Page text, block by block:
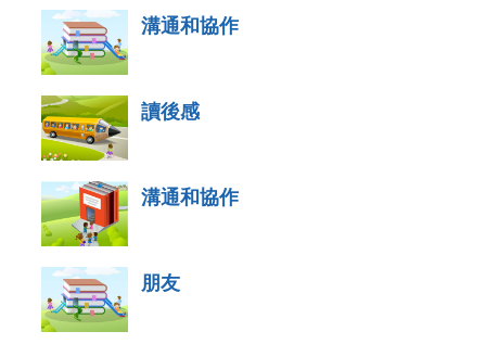
溝通和協作
讀後感
溝通和協作
朋友